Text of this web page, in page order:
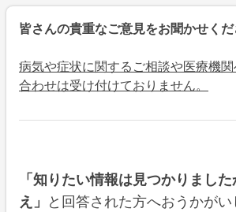
皆さんの貴重なご意見をお聞かせくだ
病気や症状に関するご相談や医療機
合わせは受け付けておりません。
「知りたい情報は見つかりました
え」 と回答された方へおうかがい